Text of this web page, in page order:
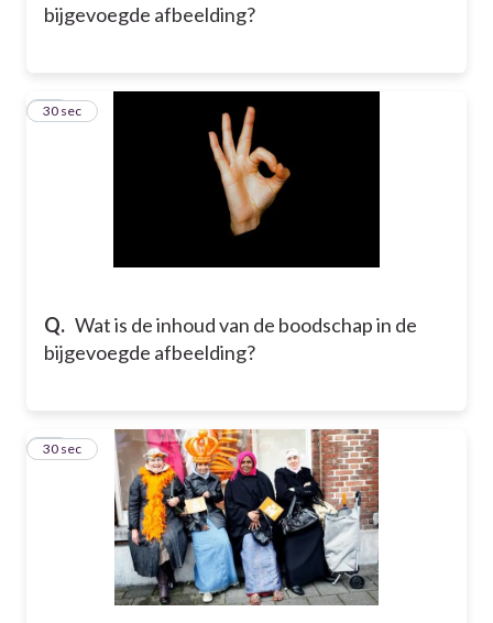
bijgevoegde afbeelding?
Q. Wat is de inhoud van de boodschap in de
bijgevoegde afbeelding?
27
30 sec
28
30 sec